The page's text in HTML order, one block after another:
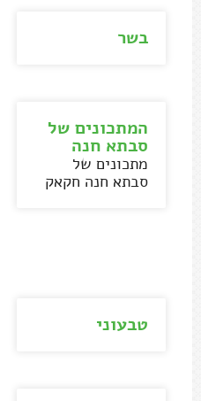
בשר
המתכונים של
סבתא חנה
מתכונים של
סבתא חנה חקאק
טבעוני